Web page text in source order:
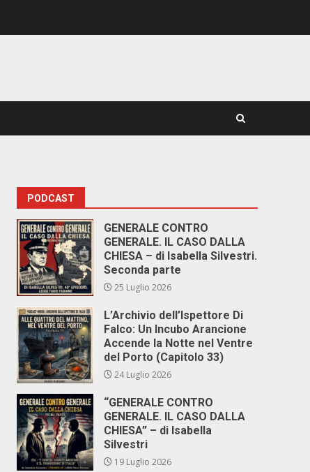
PODCAST
GENERALE CONTRO
GENERALE. IL CASO DALLA
CHIESA – di Isabella Silvestri.
Seconda parte
25 Luglio 2026
L’Archivio dell’Ispettore Di
Falco: Un Incubo Arancione
Accende la Notte nel Ventre
del Porto (Capitolo 33)
24 Luglio 2026
“GENERALE CONTRO
GENERALE. IL CASO DALLA
CHIESA” – di Isabella
Silvestri
19 Luglio 2026